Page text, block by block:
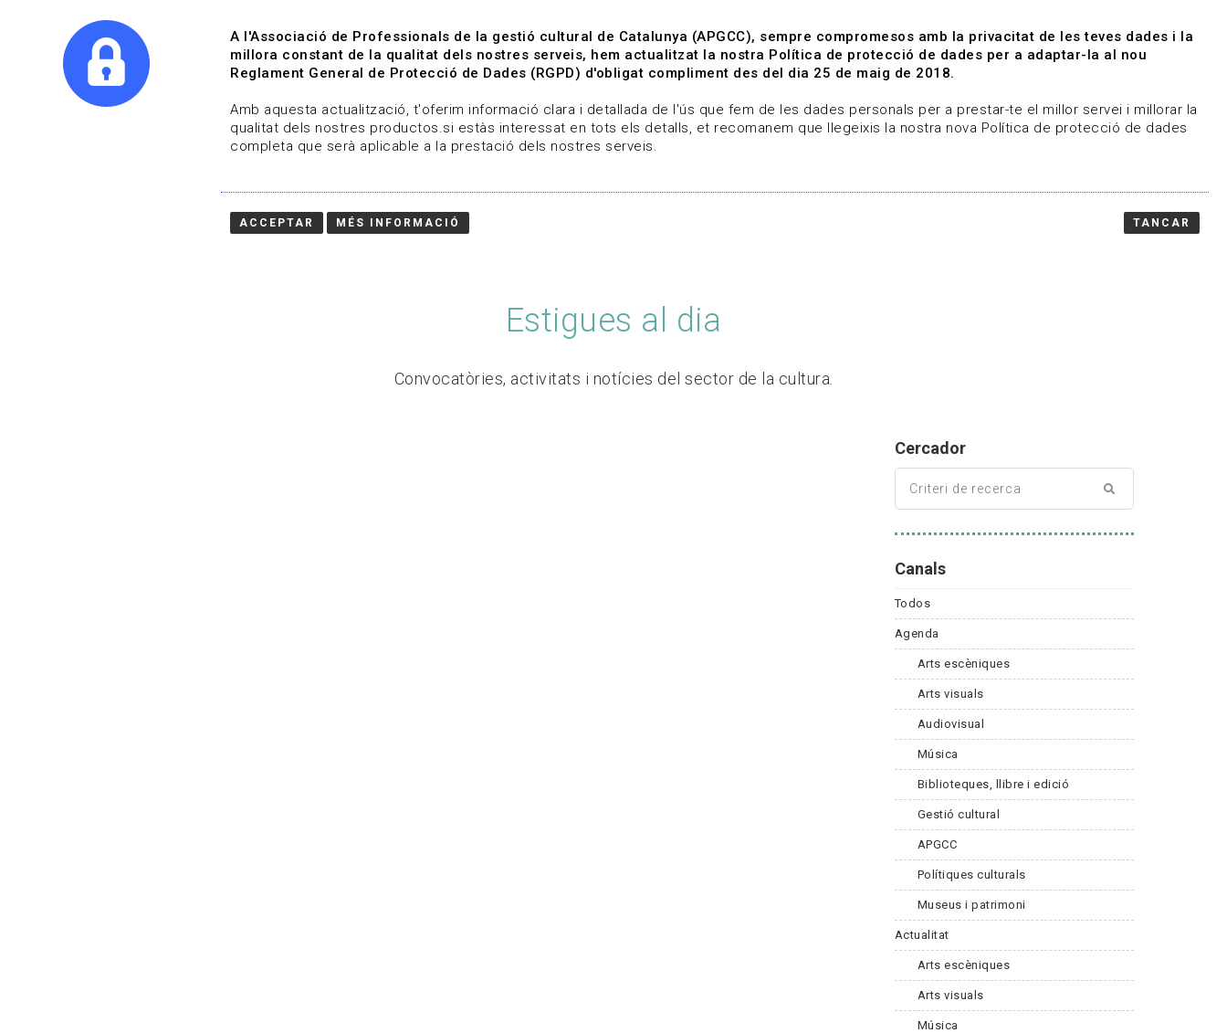
Qui som Línies de treball Projectes Serveis A qui representem Contacte
Estigues al dia
Convocatòries, activitats i notícies del sector de la cultura.
Cercador
Canals
Todos
Agenda
Arts escèniques
Arts visuals
Audiovisual
Música
Biblioteques, llibre i edició
Gestió cultural
APGCC
Polítiques culturals
Museus i patrimoni
Actualitat
Arts escèniques
Arts visuals
Música
A l'Associació de Professionals de la gestió cultural de Catalunya (APGCC), sempre compromesos amb la privacitat de les teves dades i la
millora constant de la qualitat dels nostres serveis, hem actualitzat la nostra Política de protecció de dades per a adaptar-la al nou
Reglament General de Protecció de Dades (RGPD) d'obligat compliment des del dia 25 de maig de 2018.
Amb aquesta actualització, t'oferim informació clara i detallada de l'ús que fem de les dades personals per a prestar-te el millor servei i millorar la
qualitat dels nostres productos.si estàs interessat en tots els detalls, et recomanem que llegeixis la nostra nova Política de protecció de dades
completa que serà aplicable a la prestació dels nostres serveis.
ACCEPTAR MÉS INFORMACIÓ TANCAR